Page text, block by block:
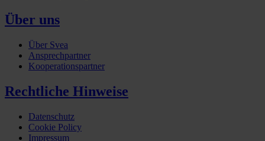
Über uns
Über Svea
Ansprechpartner
Kooperationspartner
Rechtliche Hinweise
Datenschutz
Cookie Policy
Impressum